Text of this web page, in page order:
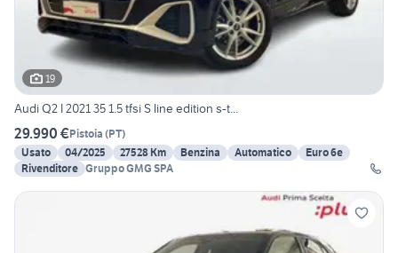
19
Audi Q2 I 2021 35 1.5 tfsi S line edition s-t...
29.990 €Pistoia (PT)
Usato
04/2025 27528 Km Benzina Automatico
Euro 6e
Rivenditore Gruppo GMG SPA